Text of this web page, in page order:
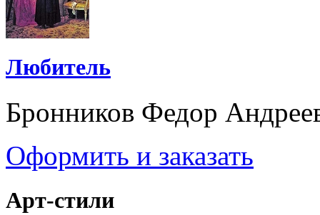
Любитель
Бронников Федор
Оформить и заказать
Арт-стили